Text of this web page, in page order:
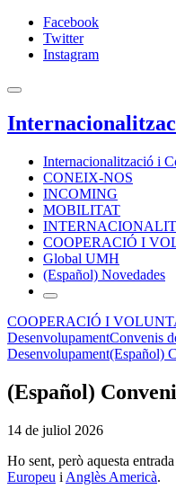
Facebook
Twitter
Instagram
Internacionalització i
CONEIX-NOS
INCOMING
MOBILITAT
COOPERACIÓ I
Global UMH
(Español) Novedades
COOPERACIÓ I
DesenvolupamentConvenis
Desenvolupament(Español)
(Español)
14 de juliol 2026
Ho sent, però aquesta
Europeu i Anglès Americà.